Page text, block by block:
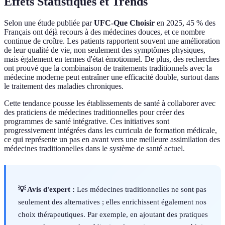
Selon une étude publiée parUFC-Que Choisir en 2025, 45 % des
Français ont déjà recours à des médecines douces, et ce nombre
continue de croître. Les patients rapportent souvent une amélioration
de leur qualité de vie, non seulement des symptômes physiques,
mais également en termes d'état émotionnel. De plus, des recherches
ont prouvé que la combinaison de traitements traditionnels avec la
médecine moderne peut entraîner une efficacité double, surtout dans
le traitement des maladies chroniques.
Cette tendance pousse les établissements de santé à collaborer avec
des praticiens de médecines traditionnelles pour créer des
programmes de santé intégrative. Ces initiatives sont
progressivement intégrées dans les curricula de formation médicale,
ce qui représente un pas en avant vers une meilleure assimilation des
médecines traditionnelles dans le système de santé actuel.
💡 Avis d'expert : Les médecines traditionnelles ne sont pas
seulement des alternatives ; elles enrichissent également nos
choix thérapeutiques. Par exemple, en ajoutant des pratiques